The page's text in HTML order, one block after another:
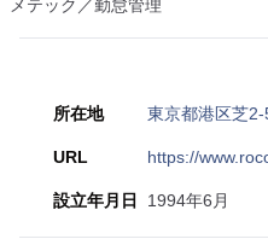
メテック／勤怠管理
所在地 東京都港区芝
URL https://
設立年月日 1994年6月